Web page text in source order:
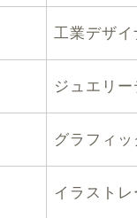
工業デザイ
ジュエリ
グラフィ
イラスト